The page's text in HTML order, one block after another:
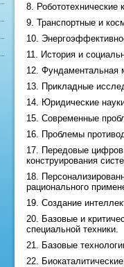
8. Робототехнические
9. Транспортные и
10.
11. История и
12. Фундаментальная
13. Прикладные
14. Юридические
15. Современные
16. Проблемы
17. Передовые
конструирования
18.
рационального
19. Создание
20. Базовые и
специальной техники.
21. Базовые
22.